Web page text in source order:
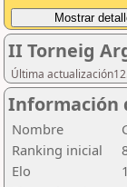
II Torneig
Última
Información
Nombre
Ranking inicial
Elo